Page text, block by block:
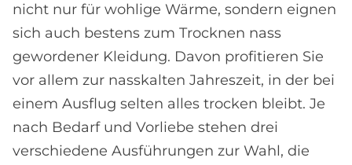
nicht nur für wohlige Wärme, sondern eignen
sich auch bestens zum Trocknen nass
gewordener Kleidung. Davon profitieren Sie
vor allem zur nasskalten Jahreszeit, in der bei
einem Ausflug selten alles trocken bleibt. Je
nach Bedarf und Vorliebe stehen drei
verschiedene Ausführungen zur Wahl, die